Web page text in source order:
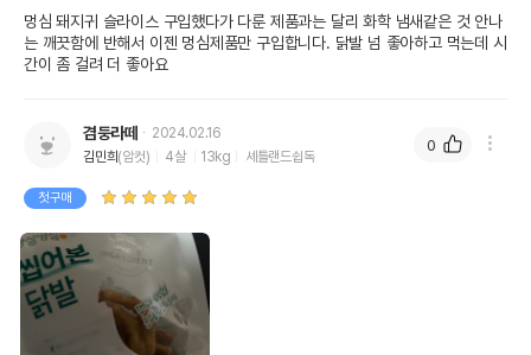
멍심 돼지귀 슬라이스 구입했다가 다룬 제품과는 달리 화학 냄새같은 것 안나
는 깨끗함에 반해서 이젠 멍심제품만 구입합니다. 닭발 넘 좋아하고 먹는데 시
간이 좀 걸려 더 좋아요
겸둥라떼
2024.02.16
김민희(암컷) 4살 13kg 셰틀랜드쉽독
첫구매
0